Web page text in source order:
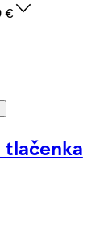
€
tlačenka